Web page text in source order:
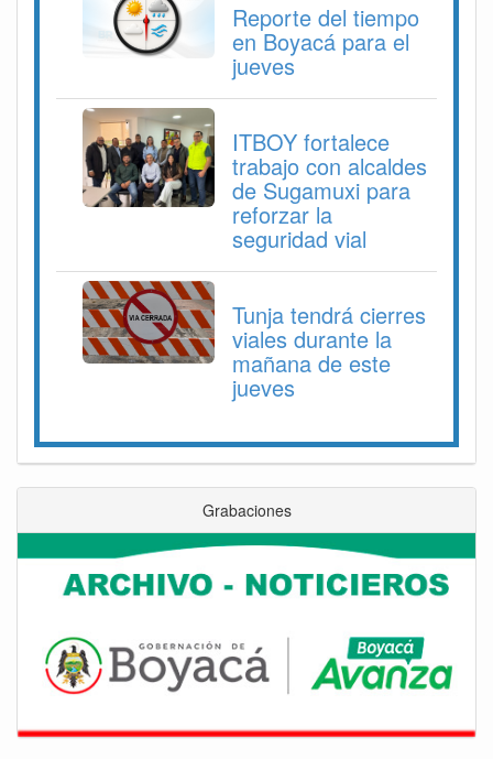
Reporte del tiempo
en Boyacá para el
jueves
ITBOY fortalece
trabajo con alcaldes
de Sugamuxi para
reforzar la
seguridad vial
Tunja tendrá cierres
viales durante la
mañana de este
jueves
Grabaciones